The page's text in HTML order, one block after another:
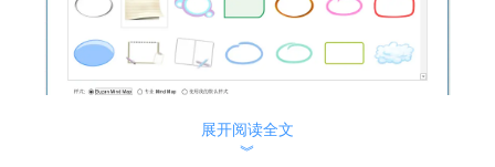
图2：弹出的对话框
展开阅读全文
︾